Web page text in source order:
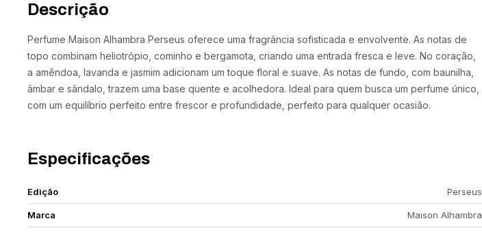
Descrição
Perfume Maison Alhambra Perseus oferece uma fragrância sofisticada e envolvente. As notas de
topo combinam heliotrópio, cominho e bergamota, criando uma entrada fresca e leve. No coração,
a amêndoa, lavanda e jasmim adicionam um toque floral e suave. As notas de fundo, com baunilha,
âmbar e sândalo, trazem uma base quente e acolhedora. Ideal para quem busca um perfume único,
com um equilíbrio perfeito entre frescor e profundidade, perfeito para qualquer ocasião.
Especificações
Edição Perseus
Marca Maison Alhambra